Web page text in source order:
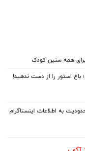
برای همه سنین کودک
باغ استور را از دست ندهید!